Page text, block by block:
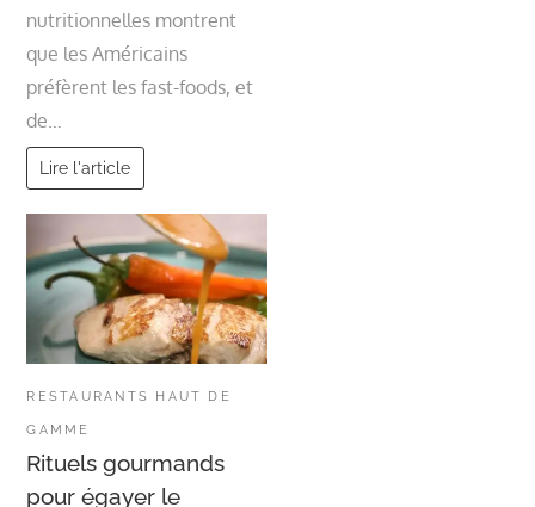
nutritionnelles montrent
que les Américains
préfèrent les fast-foods, et
de…
Lire l'article
RESTAURANTS HAUT DE
GAMME
Rituels gourmands
pour égayer le